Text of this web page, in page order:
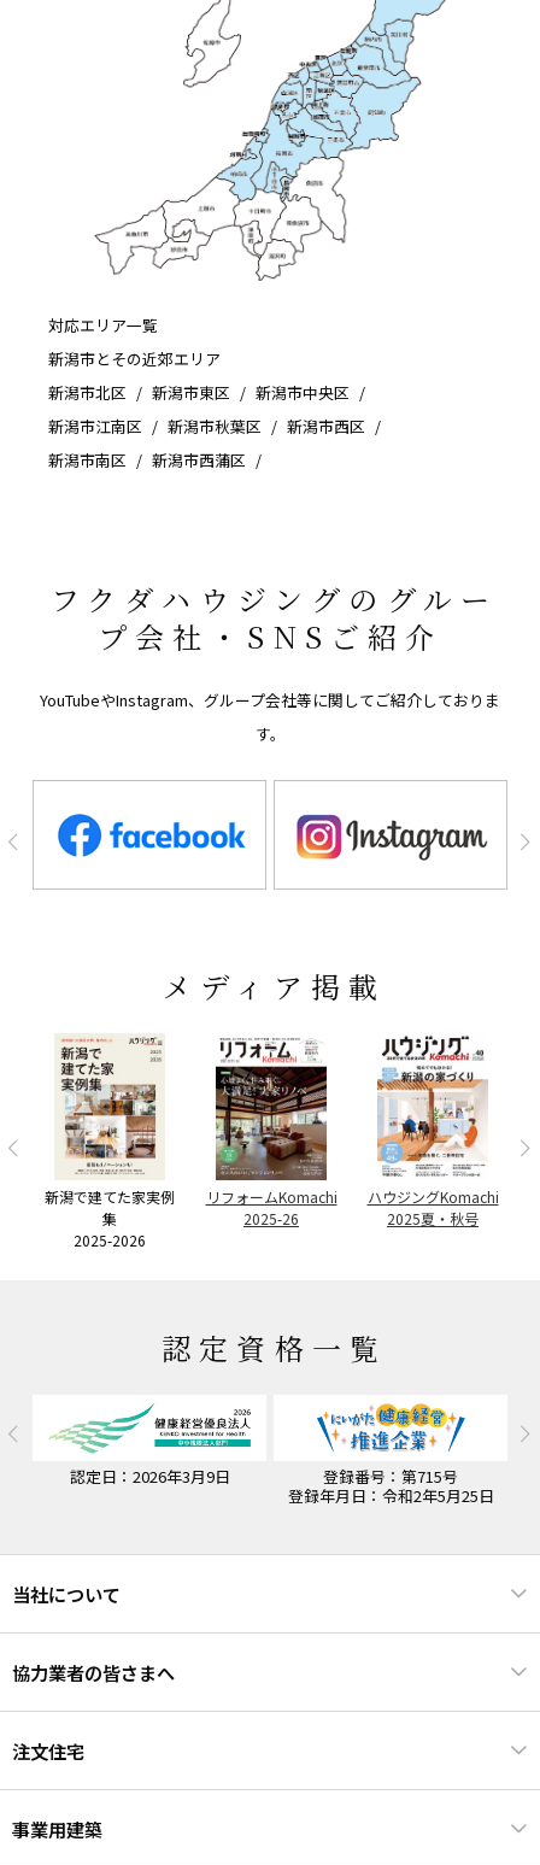
対応エリア一覧
新潟市とその近郊エリア
新潟市北区
新潟市東区
新潟市中央区
新潟市江南区
新潟市秋葉区
新潟市西区
新潟市南区
新潟市西蒲区
フクダハウジングのグルー
プ会社・SNSご紹介
YouTubeやInstagram、グループ会社等に関してご紹介しておりま
す。
メディア掲載
新潟で建てた家実例
集
2025-2026
リフォームKomachi
2025-26
ハウジングKomachi
2025夏・秋号
認定資格一覧
認定日：2026年3月9日
登録番号：第715号
登録年月日：令和2年5月25日
当社について
協力業者の皆さまへ
注文住宅
事業用建築